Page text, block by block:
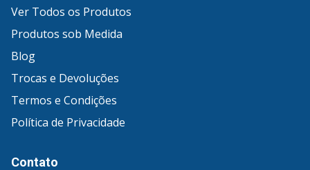
Ver Todos os Produtos
Produtos sob Medida
Blog
Trocas e Devoluções
Termos e Condições
Política de Privacidade
Contato